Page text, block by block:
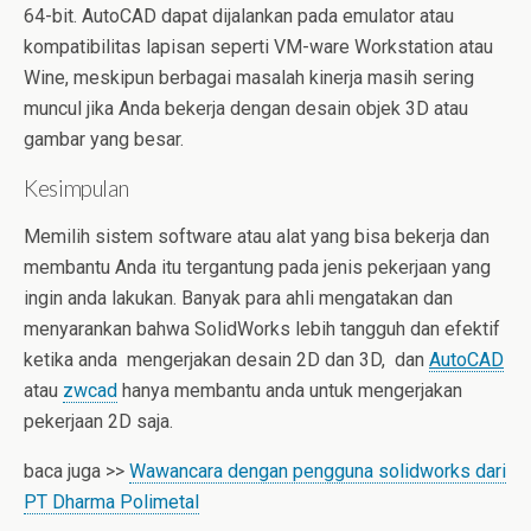
64-bit. AutoCAD dapat dijalankan pada emulator atau
kompatibilitas lapisan seperti VM-ware Workstation atau
Wine, meskipun berbagai masalah kinerja masih sering
muncul jika Anda bekerja dengan desain objek 3D atau
gambar yang besar.
Kesimpulan
Memilih sistem software atau alat yang bisa bekerja dan
membantu Anda itu tergantung pada jenis pekerjaan yang
ingin anda lakukan. Banyak para ahli mengatakan dan
menyarankan bahwa SolidWorks lebih tangguh dan efektif
ketika anda mengerjakan desain 2D dan 3D, dan AutoCAD
atau zwcad hanya membantu anda untuk mengerjakan
pekerjaan 2D saja.
baca juga >> Wawancara dengan pengguna solidworks dari
PT Dharma Polimetal